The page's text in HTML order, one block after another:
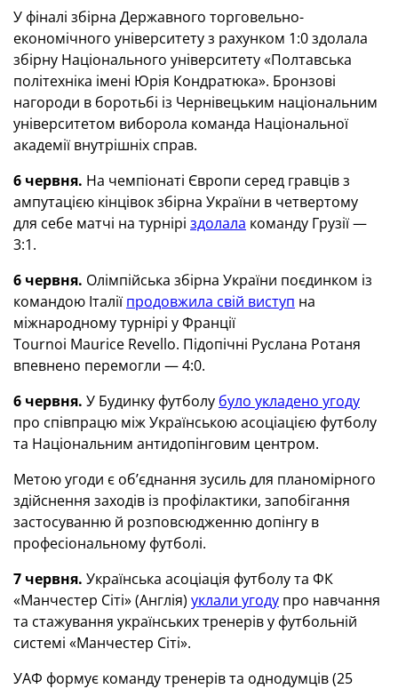
У фіналі збірна Державного торговельно-
економічного університету з рахунком 1:0 здолала
збірну Національного університету «Полтавська
політехніка імені Юрія Кондратюка». Бронзові
нагороди в боротьбі із Чернівецьким національним
університетом виборола команда Національної
академії внутрішніх справ.
6 червня. На чемпіонаті Європи серед гравців з
ампутацією кінцівок збірна України в четвертому
для себе матчі на турнірі здолала команду Грузії —
3:1.
6 червня. Олімпійська збірна України поєдинком із
командою Італіїпродовжила свій виступ на
міжнародному турнірі у Франції
Tournoi Maurice Revello. Підопічні Руслана Ротаня
впевнено перемогли — 4:0.
6 червня. У Будинку футболу було укладено угоду
про співпрацю між Українською асоціацією футболу
та Національним антидопінговим центром.
Метою угоди є обʼєднання зусиль для планомірного
здійснення заходів із профілактики, запобігання
застосуванню й розповсюдженню допінгу в
професіональному футболі.
7 червня. Українська асоціація футболу та ФК
«Манчестер Сіті» (Англія) уклали угоду про навчання
та стажування українських тренерів у футбольній
системі «Манчестер Сіті».
УАФ формує команду тренерів та однодумців (25